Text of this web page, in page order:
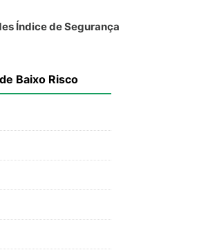
Índice de Segurança
Baixo Risco